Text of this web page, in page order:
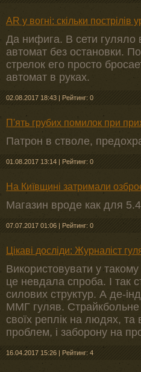
AR у вогні: скільки
Да нифига. В сети гуляло
автомат без остановки.
стрелок его просто
автомат в руках.
02.08.2017 18:43 | Рейтинг: 0
П'ять грубих помилок при
Патрон в стволе,
01.08.2017 13:14 | Рейтинг: 0
На Київщині затримали
Магазин вроде как для
07.07.2017 01:06 | Рейтинг: 0
Цікаві досліди: Журналіст
Використовувати у
це невдала спроба. І так
силових структур. А де-
ММГ гуляв. Страйкбольне
своїх реплік на людях, та
проблем, і заборону на
16.04.2017 15:26 | Рейтинг: 4